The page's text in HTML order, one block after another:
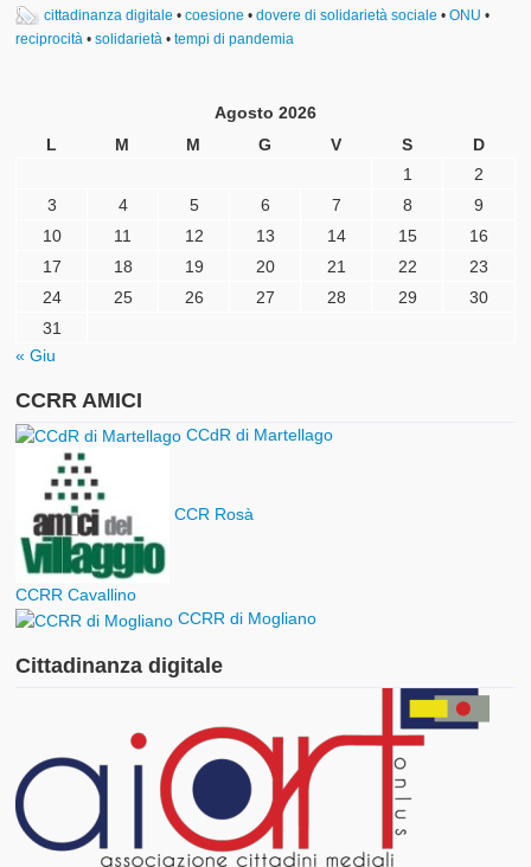
cittadinanza digitale •coesione •dovere di solidarietà sociale •ONU •
reciprocità •solidarietà •tempi di pandemia
Agosto 2026
L
M M G V S
D
1
2
3
4 5 6 7 8
9
10
11 12 13 14 15
16
17
18 19 20 21 22
23
24
25 26 27 28 29
30
31
« Giu
CCRR AMICI
CCdR di Martellago
CCR Rosà
CCRR Cavallino
CCRR di Mogliano
Cittadinanza digitale